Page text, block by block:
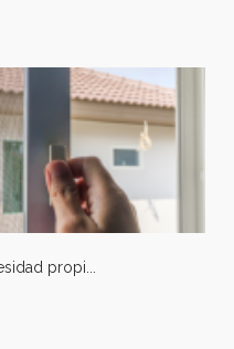
propi...